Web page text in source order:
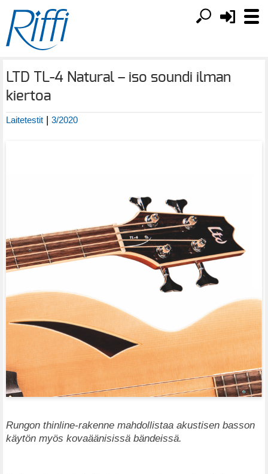
LTD TL-4 Natural – iso soundi ilman
kiertoa
Laitetestit | 3/2020
Rungon thinline-rakenne mahdollistaa akustisen basson
käytön myös kovaäänisissä bändeissä.